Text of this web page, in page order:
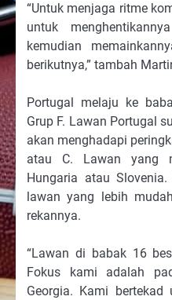
“Untuk menjaga ritme
untuk
kemudian
berikutnya,” tambah
Portugal melaju ke
Grup F. Lawan Portugal
akan menghadapi
atau C. Lawan yang
Hungaria atau
lawan yang lebih
rekannya.
“Lawan di babak 16
Fokus kami adalah
Georgia. Kami bertekad